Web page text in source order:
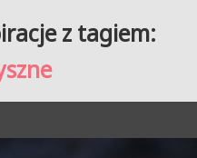
z tagiem: